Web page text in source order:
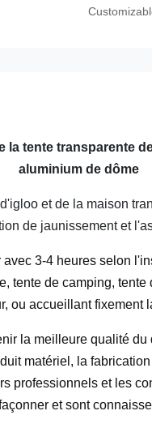
tente transparente
aluminium de dôme
et de la maison
de jaunissement et
3-4 heures selon
tente de camping,
ou accueillant fixement
la meilleure qualité
matériel, la
professionnels et les
et sont